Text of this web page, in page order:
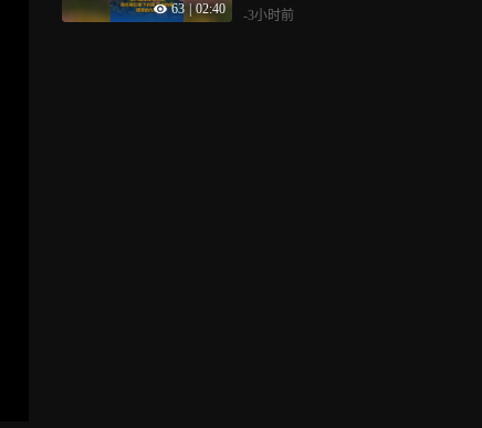
断逼近它的能力，同时在碾
63 02:40
动，奔赴各行业岗位开启职
-3小时前